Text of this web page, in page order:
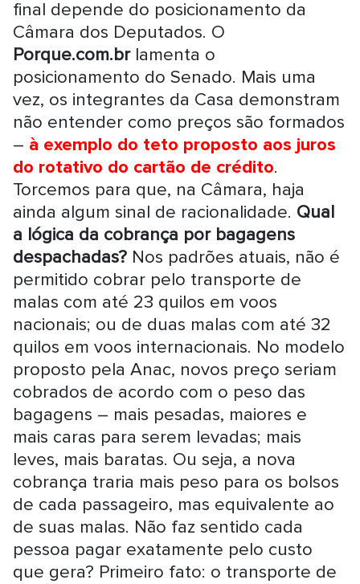
final depende do posicionamento da
Câmara dos Deputados. O
Porque.com.brlamenta o
posicionamento do Senado. Mais uma
vez, os integrantes da Casa demonstram
não entender como preços são formados
– à exemplo do teto proposto aos juros
do rotativo do cartão de crédito.
Torcemos para que, na Câmara, haja
ainda algum sinal de racionalidade. Qual
a lógica da cobrança por bagagens
despachadas? Nos padrões atuais, não é
permitido cobrar pelo transporte de
malas com até 23 quilos em voos
nacionais; ou de duas malas com até 32
quilos em voos internacionais. No modelo
proposto pela Anac, novos preço seriam
cobrados de acordo com o peso das
bagagens – mais pesadas, maiores e
mais caras para serem levadas; mais
leves, mais baratas. Ou seja, a nova
cobrança traria mais peso para os bolsos
de cada passageiro, mas equivalente ao
de suas malas. Não faz sentido cada
pessoa pagar exatamente pelo custo
que gera? Primeiro fato: o transporte de